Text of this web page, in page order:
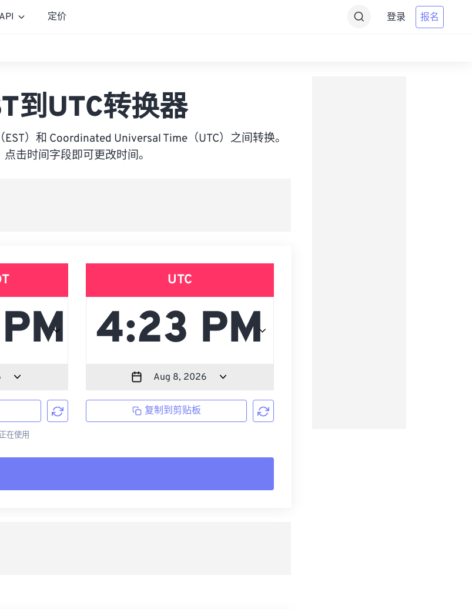
API 定价 登录 报名
到UTC转换器
）和 Coordinated Universal Time（UTC）之间转换。
点击时间字段即可更改时间。
在使用
UTC
复制到剪贴板